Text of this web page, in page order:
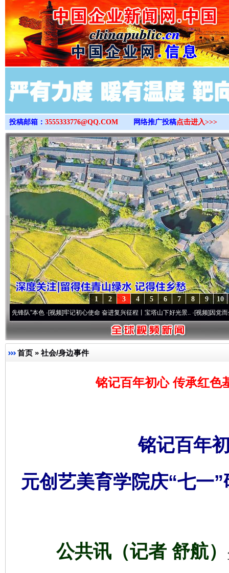
>
投稿邮箱： 3555333776@QQ.COM 网络推广投稿点击进入>>>
10
9
8
7
6
5
4
3
2
1
·[视频]牢记初心使命 奋进复兴征程丨宝塔山下好光景..·[视频]因党而生 为党而
首页 » 社会/身边事件
铭记百年初心 传承红
铭记百年
元创艺美育学院庆“七一
公共讯（记者 舒航）